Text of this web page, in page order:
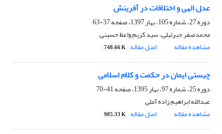
عدل الهی و اختلافات در آفرینش
دوره 27، شماره 105، بهار 1397، صفحه
37-63
محمدصفر جبرئیلی، سید کریم واعظ حسینی
مشاهده مقاله
اصل مقاله 748.66 K
چیستی ایمان در حکمت و کلام اسلامی
دوره 25، شماره 97، بهار 1395، صفحه
41-70
عبدالله ابراهیم زاده آملی
مشاهده مقاله
اصل مقاله 985.33 K